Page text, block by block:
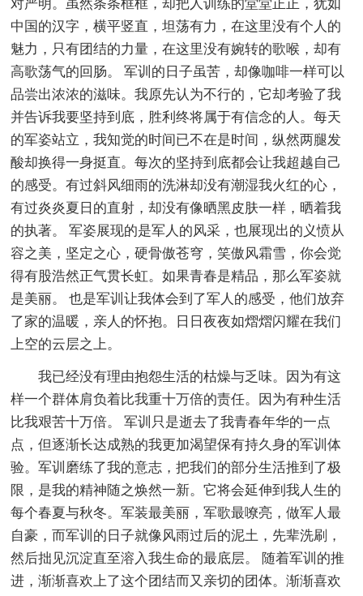
对严明。虽然条条框框，却把人训练的堂堂正正，犹如
中国的汉字，横平竖直，坦荡有力，在这里没有个人的
魅力，只有团结的力量，在这里没有婉转的歌喉，却有
高歌荡气的回肠。 军训的日子虽苦，却像咖啡一样可以
品尝出浓浓的滋味。我原先认为不行的，它却考验了我
并告诉我要坚持到底，胜利终将属于有信念的人。每天
的军姿站立，我知觉的时间已不在是时间，纵然两腿发
酸却换得一身挺直。每次的坚持到底都会让我超越自己
的感受。有过斜风细雨的洗淋却没有潮湿我火红的心，
有过炎炎夏日的直射，却没有像晒黑皮肤一样，晒着我
的执著。 军姿展现的是军人的风采，也展现出的义愤从
容之美，坚定之心，硬骨傲苍穹，笑傲风霜雪，你会觉
得有股浩然正气贯长虹。如果青春是精品，那么军姿就
是美丽。 也是军训让我体会到了军人的感受，他们放弃
了家的温暖，亲人的怀抱。日日夜夜如熠熠闪耀在我们
上空的云层之上。
我已经没有理由抱怨生活的枯燥与乏味。因为有这
样一个群体肩负着比我重十万倍的责任。因为有种生活
比我艰苦十万倍。 军训只是逝去了我青春年华的一点
点，但逐渐长达成熟的我更加渴望保有持久身的军训体
验。军训磨练了我的意志，把我们的部分生活推到了极
限，是我的精神随之焕然一新。它将会延伸到我人生的
每个春夏与秋冬。军装最美丽，军歌最嘹亮，做军人最
自豪，而军训的日子就像风雨过后的泥土，先辈洗刷，
然后拙见沉淀直至溶入我生命的最底层。 随着军训的推
进，渐渐喜欢上了这个团结而又亲切的团体。渐渐喜欢